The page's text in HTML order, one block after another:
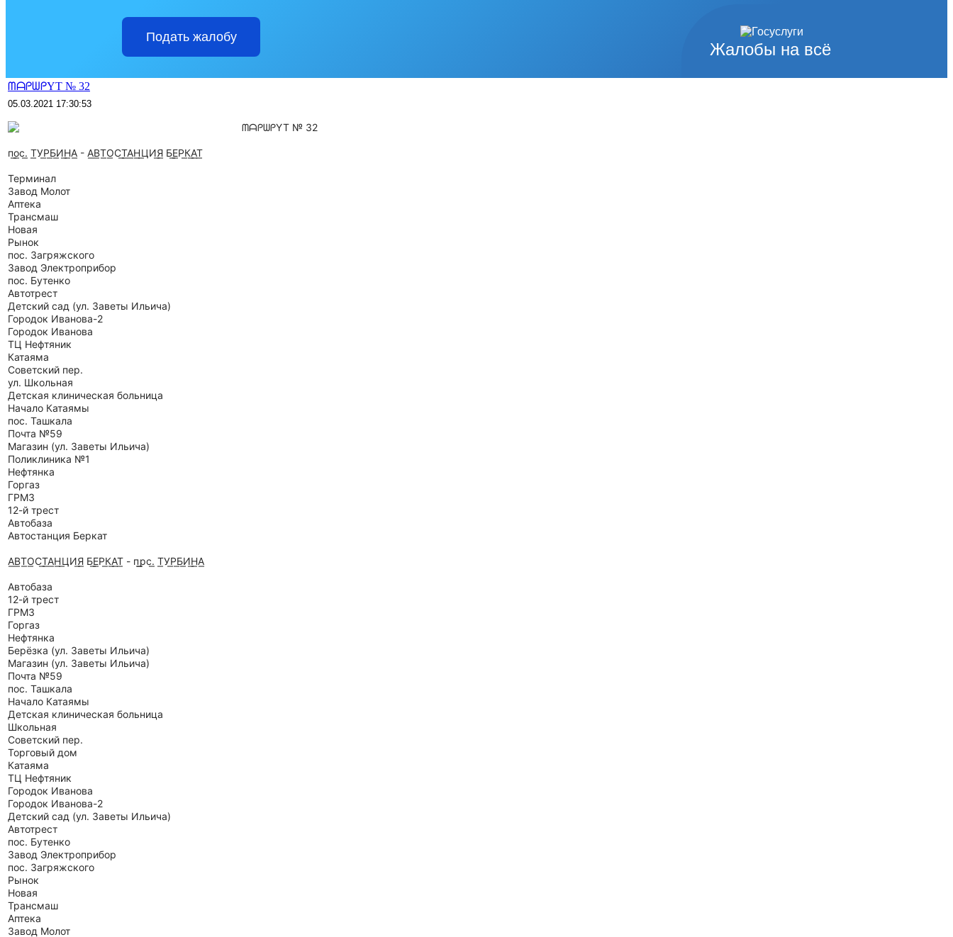
Жалобы на всё
Подать жалобу
ᗰᗩᑭᗯᑭYT № 32
05.03.2021 17:30:53
ᗰᗩᑭᗯᑭYT № 32
п͟о͟с͟. Т͟У͟Р͟Б͟И͟Н͟А͟ - А͟В͟Т͟О͟С͟Т͟А͟Н͟ ͟ЦИ͟Я͟ Б͟Е͟Р͟К͟А͟Т͟
Терминал
Завод Молот
Аптека
Трансмаш
Новая
Рынок
пос. Загряжского
Завод Электроприбор
пос. Бутенко
Автотрест
Детский сад (ул. Заветы Ильича)
Городок Иванова-2
Городок Иванова
ТЦ Нефтяник
Катаяма
Советский пер.
ул. Школьная
Детская клиническая больница
Начало Катаямы
пос. Ташкала
Почта №59
Магазин (ул. Заветы Ильича)
Поликлиника №1
Нефтянка
Горгаз
ГРМЗ
12-й трест
Автобаза
Автостанция Беркат
А͟В͟Т͟О͟С͟Т͟А͟Н͟ ͟ЦИ͟Я͟ Б͟Е͟Р͟К͟А͟Т͟ - п͟ ͟рс͟. Т͟У͟Р͟Б͟И͟Н͟А͟
Автобаза
12-й трест
ГРМЗ
Горгаз
Нефтянка
Берёзка (ул. Заветы Ильича)
Магазин (ул. Заветы Ильича)
Почта №59
пос. Ташкала
Начало Катаямы
Детская клиническая больница
Школьная
Советский пер.
Торговый дом
Катаяма
ТЦ Нефтяник
Городок Иванова
Городок Иванова-2
Детский сад (ул. Заветы Ильича)
Автотрест
пос. Бутенко
Завод Электроприбор
пос. Загряжского
Рынок
Новая
Трансмаш
Аптека
Завод Молот